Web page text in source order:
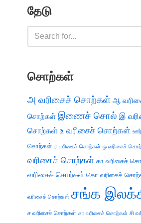
தேடு
சொற்கள்
அ வரிசைச் சொற்கள் ஆ
சொற்கள் இணைச் சொல் இ
சொற்கள் உ வரிசைச் சொற்கள் ஊர்
சொற்கள் ஏ வரிசைச் சொற்கள் ஒ வரிசைச்
வரிசைச் சொற்கள் கா வரிசைச்
வரிசைச் சொற்கள் கொ வரிசைச்
வரிசைச் சொற்கள் சங்க
ச வரிசைச் சொற்கள் சா வரிசைச் சொற்கள் சி